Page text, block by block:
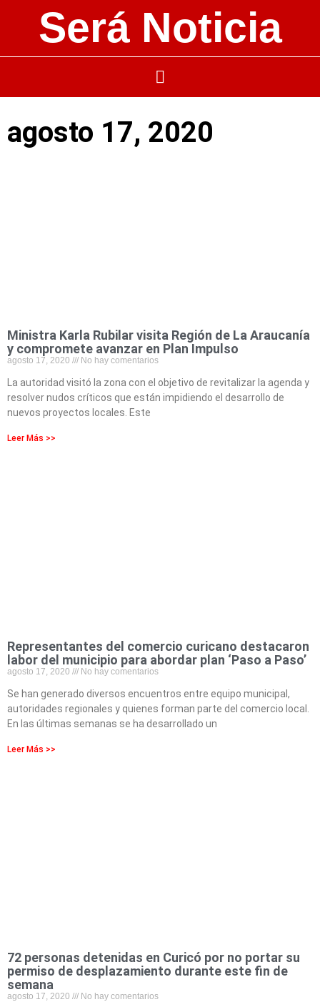
Será Noticia
agosto 17, 2020
Ministra Karla Rubilar visita Región de La Araucanía
y compromete avanzar en Plan Impulso
agosto 17, 2020 No hay comentarios
La autoridad visitó la zona con el objetivo de revitalizar la agenda y
resolver nudos críticos que están impidiendo el desarrollo de
nuevos proyectos locales. Este
Leer Más >>
Representantes del comercio curicano destacaron
labor del municipio para abordar plan ‘Paso a Paso’
agosto 17, 2020 No hay comentarios
Se han generado diversos encuentros entre equipo municipal,
autoridades regionales y quienes forman parte del comercio local.
En las últimas semanas se ha desarrollado un
Leer Más >>
72 personas detenidas en Curicó por no portar su
permiso de desplazamiento durante este fin de
semana
agosto 17, 2020 No hay comentarios